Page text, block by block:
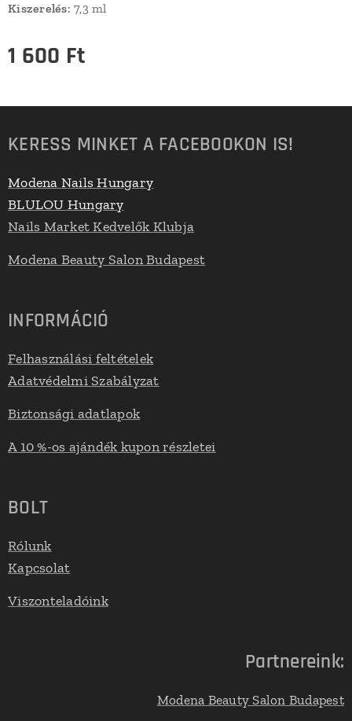
Kiszerelés: 7,3 ml
1 600 Ft
KERESS MINKET A FACEBOOKON IS!
Modena Nails Hungary
BLULOU Hungary
Nails Market Kedvelők Klubja
Modena Beauty Salon Budapest
INFORMÁCIÓ
Felhasználási feltételek
Adatvédelmi Szabályzat
Biztonsági adatlapok
A 10 %-os ajándék kupon részletei
BOLT
Rólunk
Kapcsolat
Viszonteladóink
Partnereink:
Modena Beauty Salon Budapest